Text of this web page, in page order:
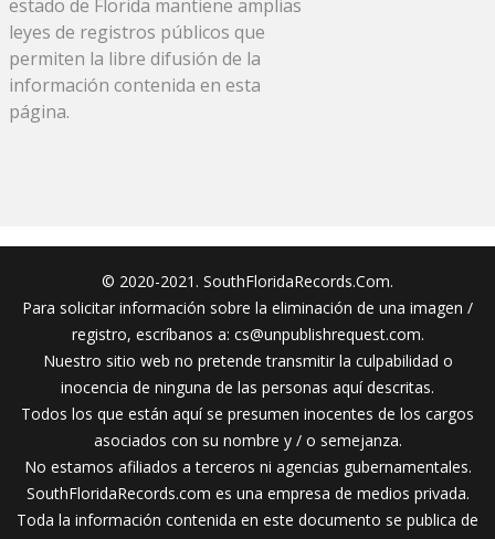
estado de Florida mantiene amplias
leyes de registros públicos que
permiten la libre difusión de la
información contenida en esta
página.
© 2020-2021. SouthFloridaRecords.Com.
Para solicitar información sobre la eliminación de una imagen /
registro, escríbanos a: cs@unpublishrequest.com.
Nuestro sitio web no pretende transmitir la culpabilidad o
inocencia de ninguna de las personas aquí descritas.
Todos los que están aquí se presumen inocentes de los cargos
asociados con su nombre y / o semejanza.
No estamos afiliados a terceros ni agencias gubernamentales.
SouthFloridaRecords.com es una empresa de medios privada.
Toda la información contenida en este documento se publica de